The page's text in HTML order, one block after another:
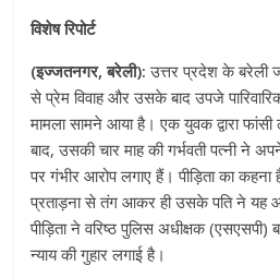
विशेष रिपोर्ट
(इज्जतनगर, बरेली): उत्तर प्रदेश के बरेली
से प्रेम विवाह और उसके बाद उपजे
मामला सामने आया है। एक युवक द्वारा
बाद, उसकी चार माह की गर्भवती पत्नी
पर गंभीर आरोप लगाए हैं। पीड़िता का कहना
प्रताड़ना से तंग आकर ही उसके पति ने यह
पीड़िता ने वरिष्ठ पुलिस अधीक्षक (एसएसपी)
न्याय की गुहार लगाई है।